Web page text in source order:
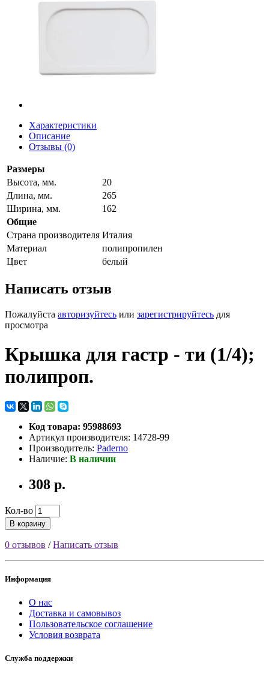
Характеристики
Описание
Отзывы (0)
Размеры
Высота, мм.
20
Длина, мм.
265
Ширина, мм.
162
Общие
Страна производителя Италия
Материал
полипропилен
Цвет
белый
Написать отзыв
Пожалуйста авторизуйтесь или зарегистрируйтесь для
просмотра
Крышка для гастр - ти (1/4);
полипроп.
Код товара: 95988693
Артикул производителя: 14728-99
Производитель: Paderno
Наличие: В наличии
308 р.
Кол-во
В корзину
0 отзывов /Написать отзыв
Информация
О нас
Доставка и самовывоз
Пользовательское соглашение
Условия возврата
Служба поддержки